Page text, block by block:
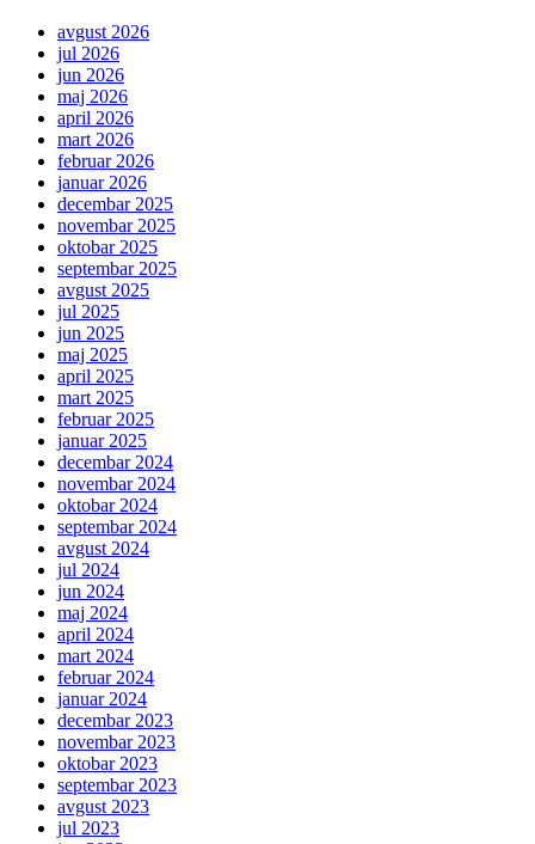
avgust 2026
jul 2026
jun 2026
maj 2026
april 2026
mart 2026
februar 2026
januar 2026
decembar 2025
novembar 2025
oktobar 2025
septembar 2025
avgust 2025
jul 2025
jun 2025
maj 2025
april 2025
mart 2025
februar 2025
januar 2025
decembar 2024
novembar 2024
oktobar 2024
septembar 2024
avgust 2024
jul 2024
jun 2024
maj 2024
april 2024
mart 2024
februar 2024
januar 2024
decembar 2023
novembar 2023
oktobar 2023
septembar 2023
avgust 2023
jul 2023